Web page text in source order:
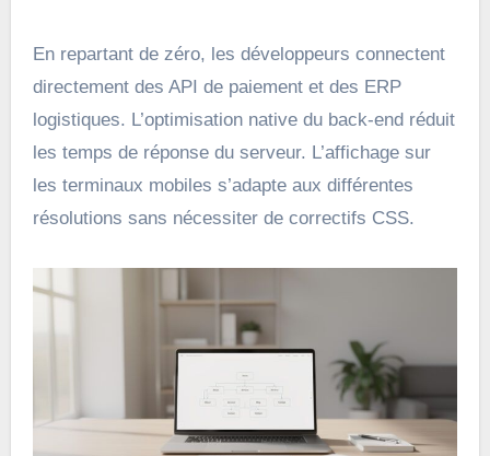
En repartant de zéro, les développeurs connectent
directement des API de paiement et des ERP
logistiques. L’optimisation native du back-end réduit
les temps de réponse du serveur. L’affichage sur
les terminaux mobiles s’adapte aux différentes
résolutions sans nécessiter de correctifs CSS.